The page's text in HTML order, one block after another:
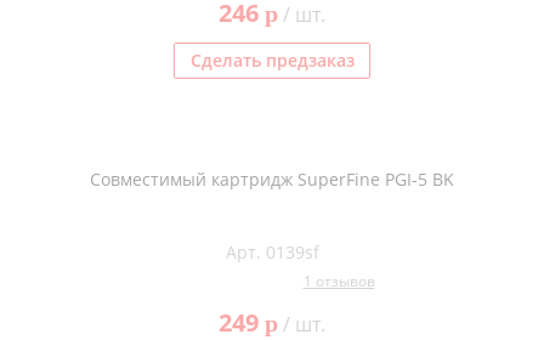
246 p/ шт.
Сделать предзаказ
Совместимый картридж SuperFine PGI-5 BK
Арт. 0139sf
1 отзывов
249 p/ шт.